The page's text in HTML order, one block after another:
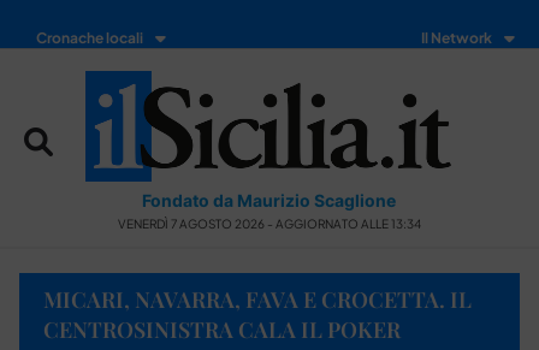
Cronache locali Il Network
Fondato da Maurizio Scaglione
VENERDÌ 7 AGOSTO 2026 - AGGIORNATO ALLE 13:34
MICARI, NAVARRA, FAVA E CROCETTA. IL
CENTROSINISTRA CALA IL POKER